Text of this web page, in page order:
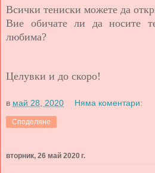
Всички тениски можете да
Вие обичате ли да носите
любима?
Целувки и до скоро!
в май 28, 2020 Няма коментари:
Споделяне
вторник, 26 май 2020 г.